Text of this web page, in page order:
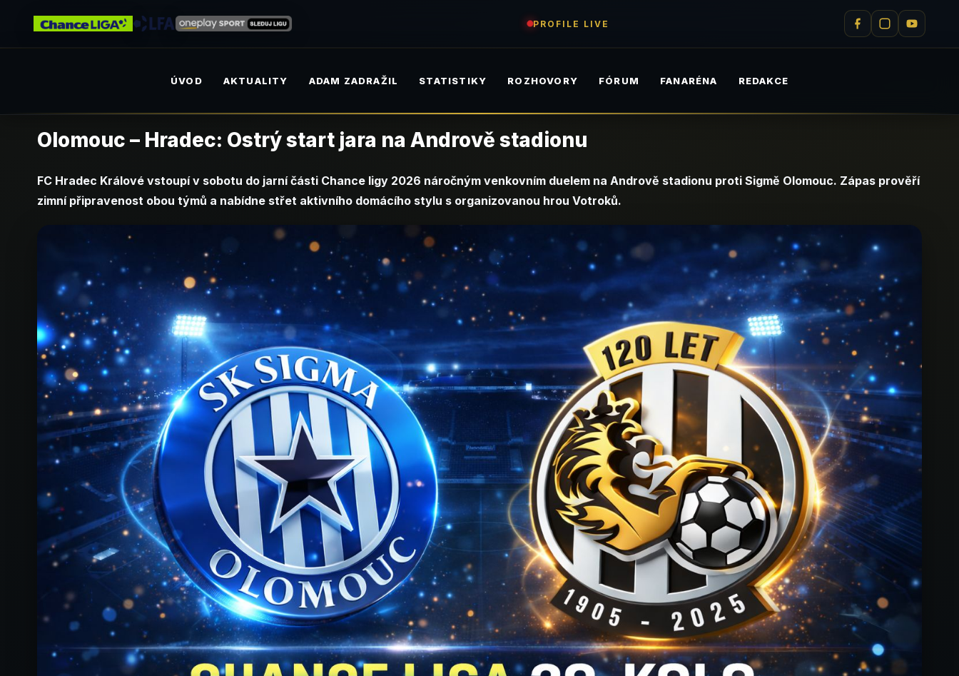
PROFILE LIVE
ÚVOD AKTUALITY ADAM ZADRAŽIL STATISTIKY ROZHOVORY FÓRUM FANARÉNA REDAKCE
Olomouc – Hradec: Ostrý start jara na Andrově stadionu
FC Hradec Králové vstoupí v sobotu do jarní části Chance ligy 2026 náročným venkovním duelem na Andrově stadionu proti Sigmě Olomouc. Zápas prověří
zimní připravenost obou týmů a nabídne střet aktivního domácího stylu s organizovanou hrou Votroků.